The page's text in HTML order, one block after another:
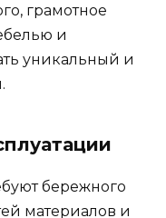
грамотное
и
уникальный и
бережного
материалов и